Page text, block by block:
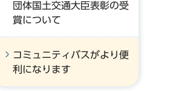
団体国土交通大臣表彰の受
賞について
コミュニティバスがより便
利になります